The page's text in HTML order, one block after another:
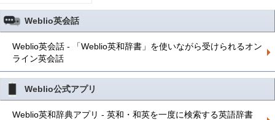
Weblio英会話
Weblio英会話 - 「Weblio英和辞書」を使いながら受けられるオン
ライン英会話
Weblio公式アプリ
Weblio英和辞典アプリ - 英和・和英を一度に検索する英語辞書